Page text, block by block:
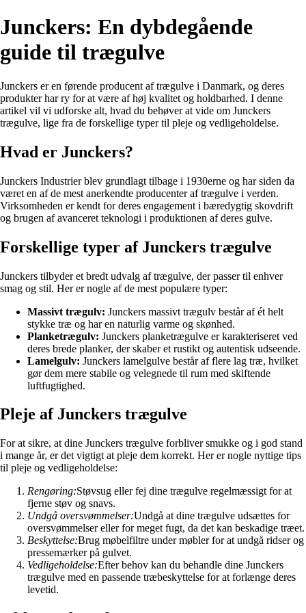
Junckers: En dybdegående
guide til trægulve
Junckers er en førende producent af trægulve i Danmark, og deres
produkter har ry for at være af høj kvalitet og holdbarhed. I denne
artikel vil vi udforske alt, hvad du behøver at vide om Junckers
trægulve, lige fra de forskellige typer til pleje og vedligeholdelse.
Hvad er Junckers?
Junckers Industrier blev grundlagt tilbage i 1930erne og har siden da
været en af de mest anerkendte producenter af trægulve i verden.
Virksomheden er kendt for deres engagement i bæredygtig skovdrift
og brugen af avanceret teknologi i produktionen af deres gulve.
Forskellige typer af Junckers trægulve
Junckers tilbyder et bredt udvalg af trægulve, der passer til enhver
smag og stil. Her er nogle af de mest populære typer:
Massivt trægulv: Junckers massivt trægulv består af ét helt
stykke træ og har en naturlig varme og skønhed.
Planketrægulv: Junckers planketrægulve er karakteriseret ved
deres brede planker, der skaber et rustikt og autentisk udseende.
Lamelgulv: Junckers lamelgulve består af flere lag træ, hvilket
gør dem mere stabile og velegnede til rum med skiftende
luftfugtighed.
Pleje af Junckers trægulve
For at sikre, at dine Junckers trægulve forbliver smukke og i god stand
i mange år, er det vigtigt at pleje dem korrekt. Her er nogle nyttige tips
til pleje og vedligeholdelse:
Rengøring:Støvsug eller fej dine trægulve regelmæssigt for at
fjerne støv og snavs.
Undgå oversvømmelser:Undgå at dine trægulve udsættes for
oversvømmelser eller for meget fugt, da det kan beskadige træet.
Beskyttelse:Brug møbelfiltre under møbler for at undgå ridser og
pressemærker på gulvet.
Vedligeholdelse:Efter behov kan du behandle dine Junckers
trægulve med en passende træbeskyttelse for at forlænge deres
levetid.